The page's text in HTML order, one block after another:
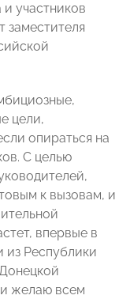
участников
заместителя
цели,
опираться на
С целью
к вызовам, и
впервые в
из Республики
желаю всем